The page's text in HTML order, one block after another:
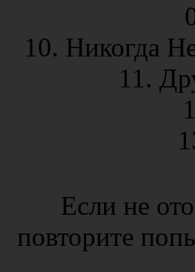
10. Никогда
11.
Если не
повторите